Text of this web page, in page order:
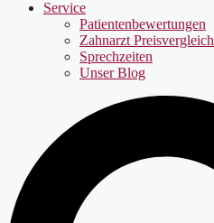
Service
Patientenbewertungen
Zahnarzt Preisvergleich
Sprechzeiten
Unser Blog